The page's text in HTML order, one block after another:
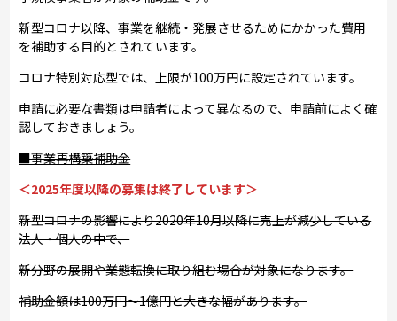
新型コロナ以降、事業を継続・発展させるためにかかった費用
を補助する目的とされています。
コロナ特別対応型では、上限が100万円に設定されています。
申請に必要な書類は申請者によって異なるので、申請前によく確
認しておきましょう。
■事業再構築補助金
＜2025年度以降の募集は終了しています＞
新型コロナの影響により2020年10月以降に売上が減少している
法人・個人の中で、
新分野の展開や業態転換に取り組む場合が対象になります。
補助金額は100万円～1億円と大きな幅があります。